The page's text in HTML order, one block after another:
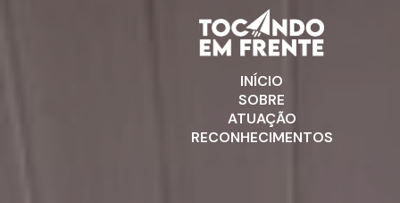
INÍCIO
SOBRE
ATUAÇÃO
RECONHECIMENTOS